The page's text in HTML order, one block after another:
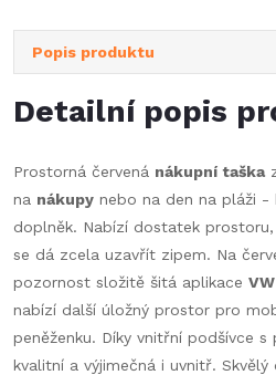
Popis produktu
Detailní popis
Prostorná červená nákupní taška
na nákupy nebo na den na pláži -
doplněk. Nabízí dostatek
se dá zcela uzavřít zipem. Na
pozornost složitě šitá aplikace
nabízí další úložný prostor pro
peněženku. Díky vnitřní podšívce
kvalitní a výjimečná i uvnitř. Skvělý